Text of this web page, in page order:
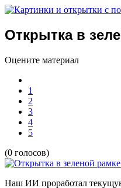
Открытка в
Оцените материал
1
2
3
4
5
(0 голосов)
Наш ИИ проработал